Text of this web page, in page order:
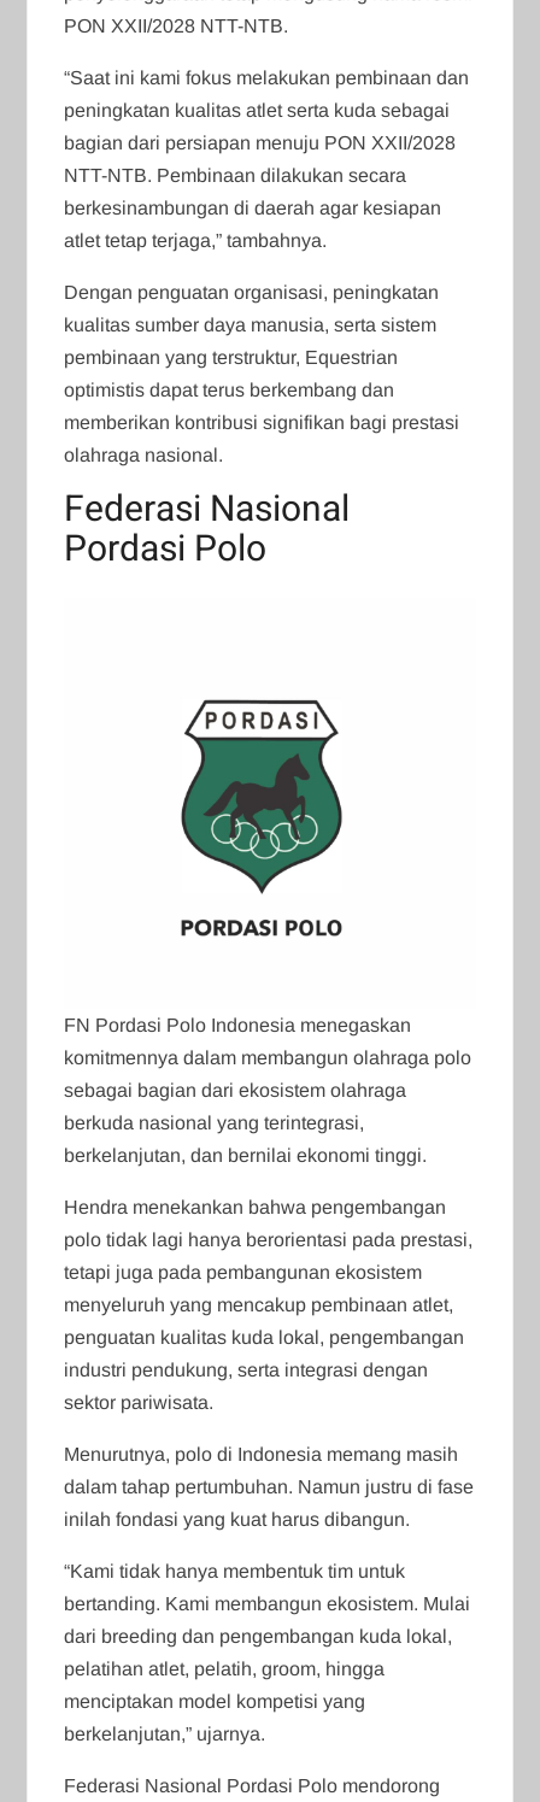
PON XXII/2028 NTT-NTB.
“Saat ini kami fokus melakukan pembinaan dan
peningkatan kualitas atlet serta kuda sebagai
bagian dari persiapan menuju PON XXII/2028
NTT-NTB. Pembinaan dilakukan secara
berkesinambungan di daerah agar kesiapan
atlet tetap terjaga,” tambahnya.
Dengan penguatan organisasi, peningkatan
kualitas sumber daya manusia, serta sistem
pembinaan yang terstruktur, Equestrian
optimistis dapat terus berkembang dan
memberikan kontribusi signifikan bagi prestasi
olahraga nasional.
Federasi Nasional
Pordasi Polo
FN Pordasi Polo Indonesia menegaskan
komitmennya dalam membangun olahraga polo
sebagai bagian dari ekosistem olahraga
berkuda nasional yang terintegrasi,
berkelanjutan, dan bernilai ekonomi tinggi.
Hendra menekankan bahwa pengembangan
polo tidak lagi hanya berorientasi pada prestasi,
tetapi juga pada pembangunan ekosistem
menyeluruh yang mencakup pembinaan atlet,
penguatan kualitas kuda lokal, pengembangan
industri pendukung, serta integrasi dengan
sektor pariwisata.
Menurutnya, polo di Indonesia memang masih
dalam tahap pertumbuhan. Namun justru di fase
inilah fondasi yang kuat harus dibangun.
“Kami tidak hanya membentuk tim untuk
bertanding. Kami membangun ekosistem. Mulai
dari breeding dan pengembangan kuda lokal,
pelatihan atlet, pelatih, groom, hingga
menciptakan model kompetisi yang
berkelanjutan,” ujarnya.
Federasi Nasional Pordasi Polo mendorong